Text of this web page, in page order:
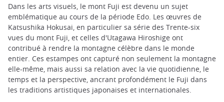
Dans les arts visuels, le mont Fuji est devenu un sujet
emblématique au cours de la période Edo. Les œuvres de
Katsushika Hokusai, en particulier sa série des Trente-six
vues du mont Fuji, et celles d'Utagawa Hiroshige ont
contribué à rendre la montagne célèbre dans le monde
entier. Ces estampes ont capturé non seulement la montagne
elle-même, mais aussi sa relation avec la vie quotidienne, le
temps et la perspective, ancrant profondément le Fuji dans
les traditions artistiques japonaises et internationales.